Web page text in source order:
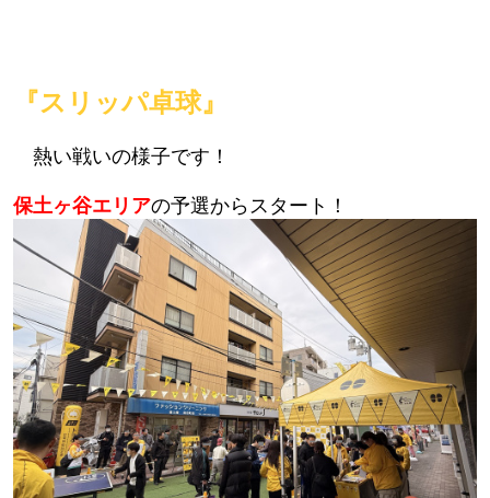
『スリッパ卓球』
熱い戦いの様子です！
保土ヶ谷エリアの予選からスタート！